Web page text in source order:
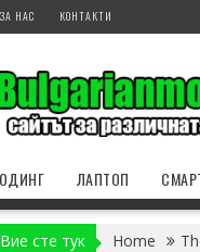
ЗА НАС КОНТАКТИ
ЛАПТОП
Вие сте тук Home